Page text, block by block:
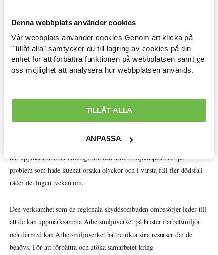
Denna webbplats använder cookies
Vår webbplats använder cookies Genom att klicka på
"Tillåt alla" samtycker du till lagring av cookies på din
enhet för att förbättra funktionen på webbplatsen samt ge
oss möjlighet att analysera hur webbplatsen används.
TILLÅT ALLA
ANPASSA
Arbetsmarknad »
Avtal löner & arbetsrätt »
Internationellt »
Välfärd »
Distriktsbloggare »
45 182 besök. Gemensamt för alla centralorganisationer så genomförde
de 1722 regionala skyddsombuden från förbunden 53 819 besök.
Samma år genomförde Arbetsmiljöverket 27 000 förrättningar, varav
centralorganisationernas förbund pytsade tillsammans in 107 miljoner i
verksamheten utöver de statliga medlen. Vilka olyckor som hade
får vi inte veta, men att den branschspecifika kunskap som de besitter
har uppmärksammat arbetsgivare och arbetsmiljöinspektörer på
problem som hade kunnat orsaka olyckor och i värsta fall fler dödsfall
råder det ingen tvekan om.
Den verksamhet som de regionala skyddsombuden ombesörjer leder till
att de kan uppmärksamma Arbetsmiljöverket på brister i arbetsmiljön
och därmed kan Arbetsmiljöverket bättre rikta sina resurser där de
behövs. För att förbättra och utöka samarbetet kring